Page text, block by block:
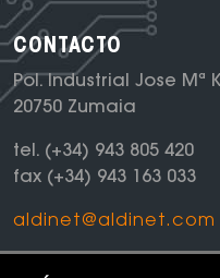
CONTACTO
Pol. Industrial Jose Mª
20750 Zumaia
tel. (+34) 943 805 420
fax (+34) 943 163 033
aldinet@aldinet.com